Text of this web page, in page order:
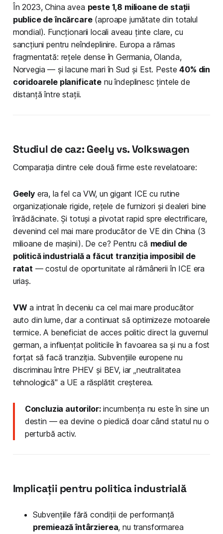
În 2023, China avea peste 1,8 milioane de stații
publice de încărcare(aproape jumătate din totalul
mondial). Funcționarii locali aveau ținte clare, cu
sancțiuni pentru neîndeplinire. Europa a rămas
fragmentată: rețele dense în Germania, Olanda,
Norvegia — și lacune mari în Sud și Est. Peste40% din
coridoarele planificate nu îndeplinesc țintele de
distanță între stații.
Studiul de caz: Geely vs. Volkswagen
Comparația dintre cele două firme este revelatoare:
Geelyera, la fel ca VW, un gigant ICE cu rutine
organizaționale rigide, rețele de furnizori și dealeri bine
înrădăcinate. Și totuși a pivotat rapid spre electrificare,
devenind cel mai mare producător de VE din China (3
milioane de mașini). De ce? Pentru că mediul de
politică industrială a făcut tranziția imposibil de
ratat — costul de oportunitate al rămânerii în ICE era
uriaș.
VWa intrat în deceniu ca cel mai mare producător
auto din lume, dar a continuat să optimizeze motoarele
termice. A beneficiat de acces politic direct la guvernul
german, a influențat politicile în favoarea sa și nu a fost
forțat să facă tranziția. Subvențiile europene nu
discriminau între PHEV și BEV, iar „neutralitatea
tehnologică" a UE a răsplătit creșterea.
Concluzia autorilor:incumbența nu este în sine un
destin — ea devine o piedică doar când statul nu o
perturbă activ.
Implicații pentru politica industrială
Subvențiile fără condiții de performanță
premiează întârzierea, nu transformarea